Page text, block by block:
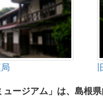
ュージアム」は、島根